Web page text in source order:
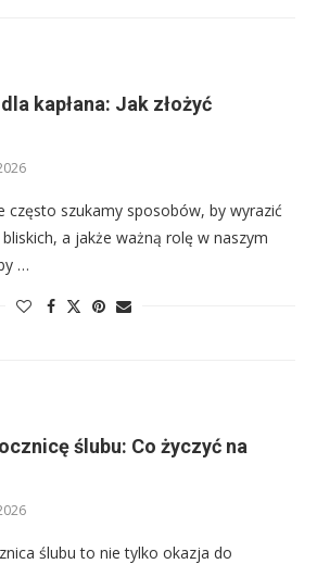
kapłana: Jak złożyć
często szukamy sposobów, by wyrazić
a jakże ważną rolę w naszym
…
ślubu: Co życzyć na
ślubu to nie tylko okazja do